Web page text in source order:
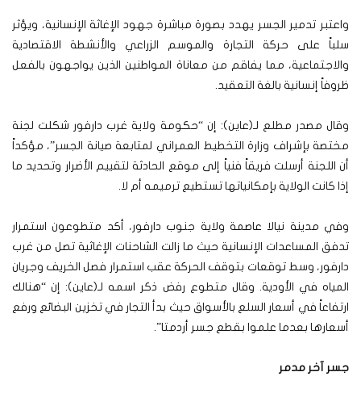
واعتبر تدمير الجسر يهدد بصورة مباشرة جهود الإغاثة الإنسانية، ويؤثر
سلباً على حركة التجارة والموسم الزراعي والأنشطة الاقتصادية
والاجتماعية، مما يفاقم من معاناة المواطنين الذين يواجهون بالفعل
ظروفاً إنسانية بالغة التعقيد.
وقال مصدر مطلع لـ(عاين): إن “حكومة ولاية غرب دارفور شكلت لجنة
مختصة بإشراف وزارة التخطيط العمراني لمتابعة صيانة الجسر”، مؤكداً
أن اللجنة أرسلت فريقاً فنياً إلى موقع الحادثة لتقييم الأضرار وتحديد ما
إذا كانت الولاية بإمكانياتها تستطيع ترميمه أم لا.
وفي مدينة نيالا عاصمة ولاية جنوب دارفور، أكد متطوعون استمرار
تدفق المساعدات الإنسانية حيث ما زالت الشاحنات الإغاثية تصل من غرب
دارفور، وسط توقعات بتوقف الحركة عقب استمرار فصل الخريف وجريان
المياه في الأودية. وقال متطوع رفض ذكر اسمه لـ(عاين): إن “هنالك
ارتفاعاً في أسعار السلع بالأسواق حيث بدأ التجار في تخزين البضائع ورفع
أسعارها بعدما علموا بقطع جسر أردمتا”.
جسر آخر مدمر